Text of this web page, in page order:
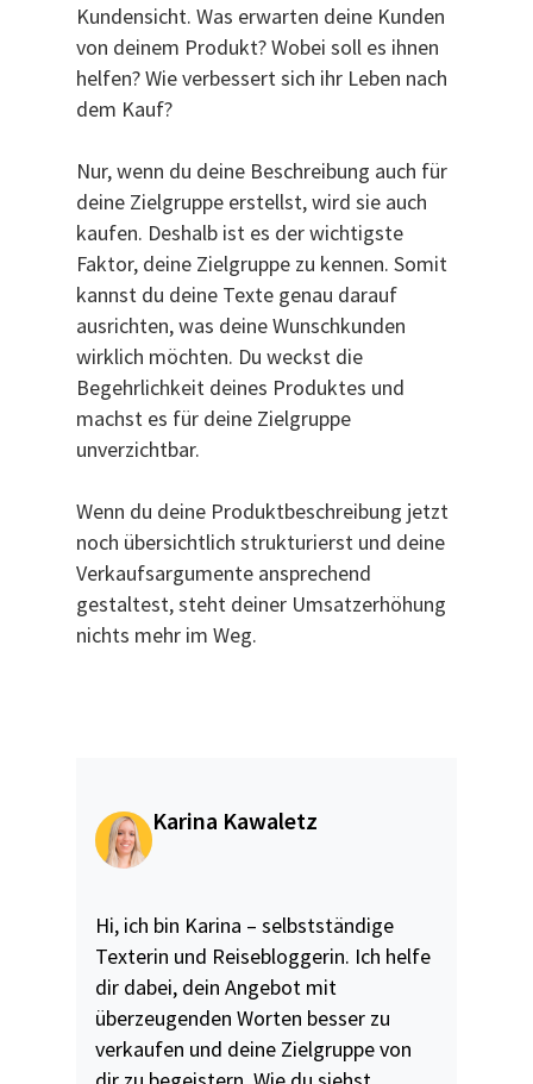
Kundensicht. Was erwarten deine Kunden
von deinem Produkt? Wobei soll es ihnen
helfen? Wie verbessert sich ihr Leben nach
dem Kauf?
Nur, wenn du deine Beschreibung auch für
deine Zielgruppe erstellst, wird sie auch
kaufen. Deshalb ist es der wichtigste
Faktor, deine Zielgruppe zu kennen. Somit
kannst du deine Texte genau darauf
ausrichten, was deine Wunschkunden
wirklich möchten. Du weckst die
Begehrlichkeit deines Produktes und
machst es für deine Zielgruppe
unverzichtbar.
Wenn du deine Produktbeschreibung jetzt
noch übersichtlich strukturierst und deine
Verkaufsargumente ansprechend
gestaltest, steht deiner Umsatzerhöhung
nichts mehr im Weg.
Karina Kawaletz
Hi, ich bin Karina – selbstständige
Texterin und Reisebloggerin. Ich helfe
dir dabei, dein Angebot mit
überzeugenden Worten besser zu
verkaufen und deine Zielgruppe von